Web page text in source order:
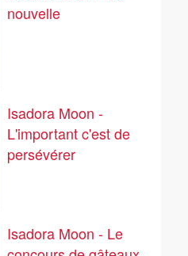
nouvelle
Isadora Moon -
L'important c'est de
persévérer
Isadora Moon - Le